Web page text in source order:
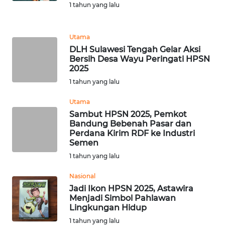
1 tahun yang lalu
Utama
DLH Sulawesi Tengah Gelar Aksi
Bersih Desa Wayu Peringati HPSN
2025
1 tahun yang lalu
Utama
Sambut HPSN 2025, Pemkot
Bandung Bebenah Pasar dan
Perdana Kirim RDF ke Industri
Semen
1 tahun yang lalu
Nasional
Jadi Ikon HPSN 2025, Astawira
Menjadi Simbol Pahlawan
Lingkungan Hidup
1 tahun yang lalu
BARAT
WN
RIAU